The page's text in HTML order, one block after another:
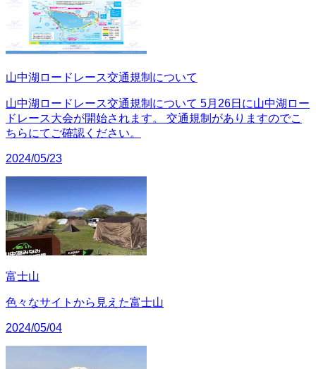
山中湖ロードレース交通規制について
山中湖ロードレース交通規制について 5月26日に山中湖ロー
ドレース大会が開始されます。 交通規制がありますのでこ
ちらにてご確認ください。
2024/05/23
富士山
色々なサイトから見えた富士山
2024/05/04